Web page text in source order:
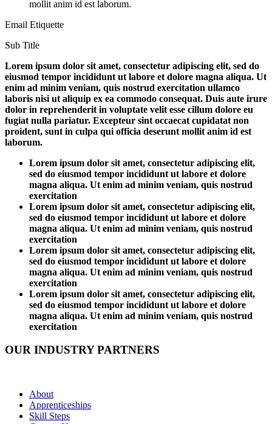
mollit anim id est laborum.
Email Etiquette
Sub Title
Lorem ipsum dolor sit amet, consectetur adipiscing elit, sed do
eiusmod tempor incididunt ut labore et dolore magna aliqua. Ut
enim ad minim veniam, quis nostrud exercitation ullamco
laboris nisi ut aliquip ex ea commodo consequat. Duis aute irure
dolor in reprehenderit in voluptate velit esse cillum dolore eu
fugiat nulla pariatur. Excepteur sint occaecat cupidatat non
proident, sunt in culpa qui officia deserunt mollit anim id est
laborum.
Lorem ipsum dolor sit amet, consectetur adipiscing elit,
sed do eiusmod tempor incididunt ut labore et dolore
magna aliqua. Ut enim ad minim veniam, quis nostrud
exercitation
Lorem ipsum dolor sit amet, consectetur adipiscing elit,
sed do eiusmod tempor incididunt ut labore et dolore
magna aliqua. Ut enim ad minim veniam, quis nostrud
exercitation
Lorem ipsum dolor sit amet, consectetur adipiscing elit,
sed do eiusmod tempor incididunt ut labore et dolore
magna aliqua. Ut enim ad minim veniam, quis nostrud
exercitation
Lorem ipsum dolor sit amet, consectetur adipiscing elit,
sed do eiusmod tempor incididunt ut labore et dolore
magna aliqua. Ut enim ad minim veniam, quis nostrud
exercitation
OUR INDUSTRY PARTNERS
About
Apprenticeships
Skill Steps